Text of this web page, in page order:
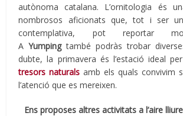
autònoma catalana. L’ornitologia és
nombrosos aficionats que, tot i ser
contemplativa, pot reportar
AYumpingtambé podràs trobar
dubte, la primavera és l’estació ideal
tresors naturals amb els quals convivim
l’atenció que es mereixen.
Ens proposes altres activitats a l’aire